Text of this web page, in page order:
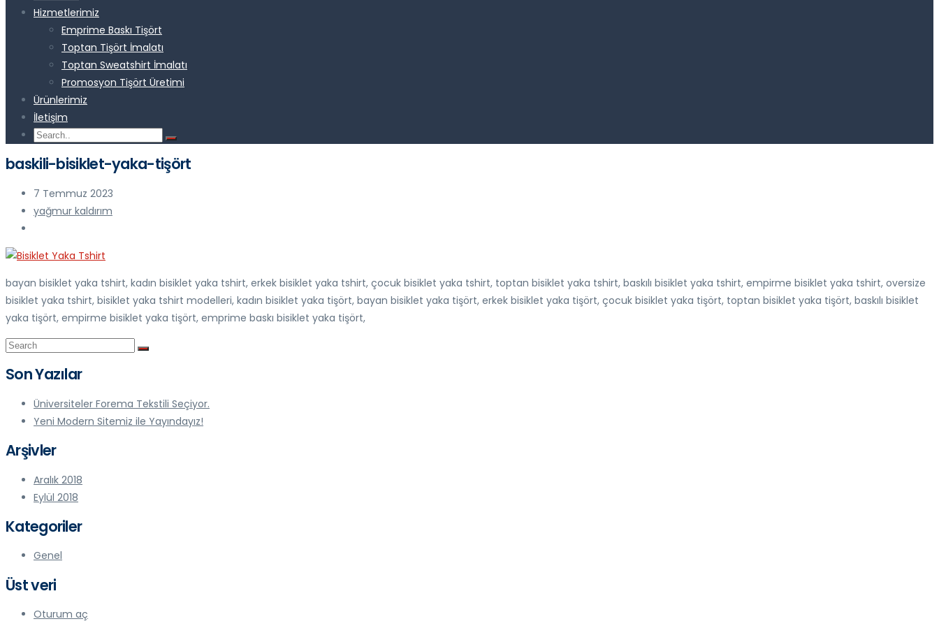
Hizmetlerimiz
Emprime Baskı Tişört
Toptan Tişört İmalatı
Toptan Sweatshirt İmalatı
Promosyon Tişört Üretimi
Ürünlerimiz
İletişim
baskili-bisiklet-yaka-tişört
7 Temmuz 2023
yağmur kaldırım
bayan bisiklet yaka tshirt, kadın bisiklet yaka tshirt, erkek bisiklet yaka tshirt, çocuk bisiklet yaka tshirt, toptan bisiklet yaka tshirt, baskılı bisiklet yaka tshirt, empirme bisiklet yaka tshirt, oversize
bisiklet yaka tshirt, bisiklet yaka tshirt modelleri, kadın bisiklet yaka tişört, bayan bisiklet yaka tişört, erkek bisiklet yaka tişört, çocuk bisiklet yaka tişört, toptan bisiklet yaka tişört, baskılı bisiklet
yaka tişört, empirme bisiklet yaka tişört, emprime baskı bisiklet yaka tişört,
Son Yazılar
Üniversiteler Forema Tekstili Seçiyor.
Yeni Modern Sitemiz ile Yayındayız!
Arşivler
Aralık 2018
Eylül 2018
Kategoriler
Genel
Üst veri
Oturum aç